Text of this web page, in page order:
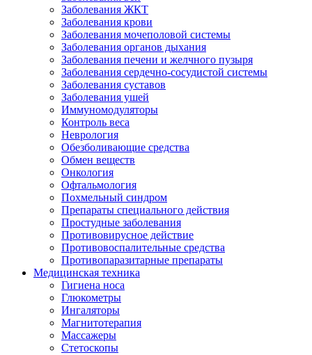
Заболевания ЖКТ
Заболевания крови
Заболевания мочеполовой системы
Заболевания органов дыхания
Заболевания печени и желчного пузыря
Заболевания сердечно-сосудистой системы
Заболевания суставов
Заболевания ушей
Иммуномодуляторы
Контроль веса
Неврология
Обезболивающие средства
Обмен веществ
Онкология
Офтальмология
Похмельный синдром
Препараты специального действия
Простудные заболевания
Противовирусное действие
Противовоспалительные средства
Противопаразитарные препараты
Медицинская техника
Гигиена носа
Глюкометры
Ингаляторы
Магнитотерапия
Массажеры
Стетоскопы